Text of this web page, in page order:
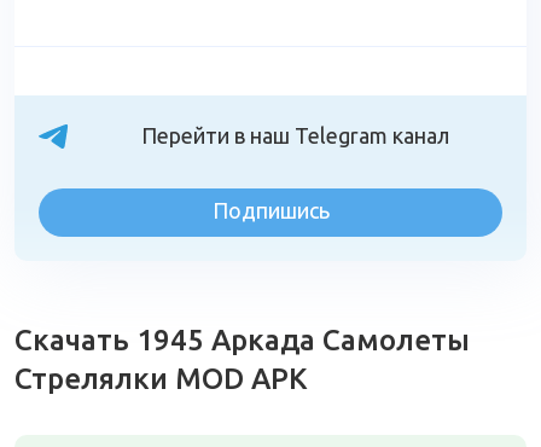
Перейти в наш Telegram канал
Подпишись
Скачать 1945 Аркада Самолеты
Стрелялки MOD APK